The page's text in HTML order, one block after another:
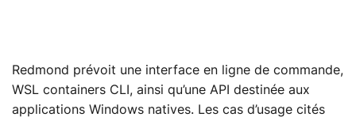
Redmond prévoit une interface en ligne de commande,
WSL containers CLI, ainsi qu’une API destinée aux
applications Windows natives. Les cas d’usage cités